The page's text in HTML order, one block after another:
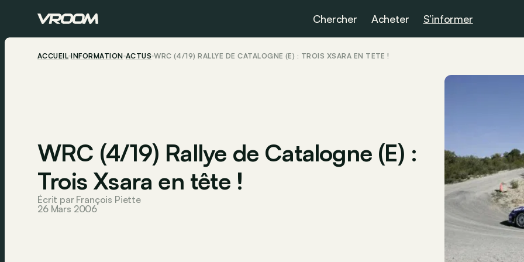
Chercher Acheter S’informer
ACCUEIL INFORMATION ACTUS WRC (4/19) RALLYE DE CATALOGNE (E) : TROIS XSARA EN TÊTE !
WRC (4/19) Rallye de Catalogne (E) :
Trois Xsara en tête !
Écrit par François Piette
26 Mars 2006